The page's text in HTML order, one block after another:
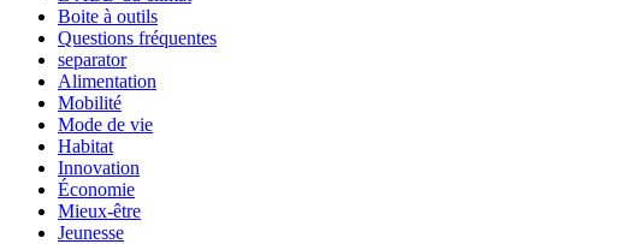
Boite à outils
Questions fréquentes
separator
Alimentation
Mobilité
Mode de vie
Habitat
Innovation
Économie
Mieux-être
Jeunesse